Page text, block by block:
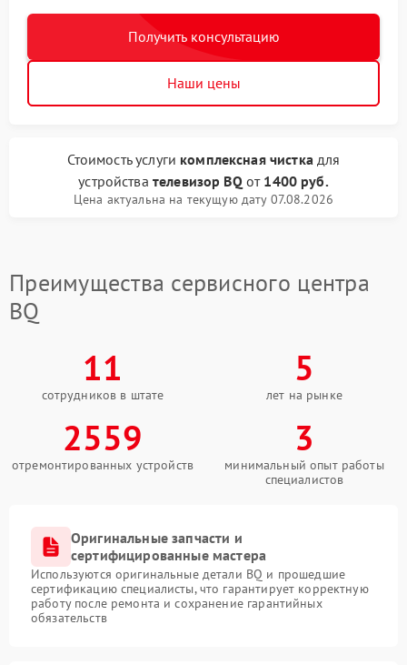
Получить консультацию
Наши цены
Стоимость услуги комплексная чисткадля
устройства телевизор BQ от 1400 руб.
Цена актуальна на текущую дату 07.08.2026
Преимущества сервисного центра
BQ
11
сотрудников в штате
5
лет на рынке
2559
отремонтированных устройств
3
минимальный опыт работы
специалистов
Оригинальные запчасти и
сертифицированные мастера
Используются оригинальные детали BQ и прошедшие
сертификацию специалисты, что гарантирует корректную
работу после ремонта и сохранение гарантийных
обязательств